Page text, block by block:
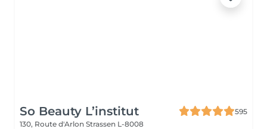
So Beauty L’institut
595
130, Route d'Arlon Strassen L-8008